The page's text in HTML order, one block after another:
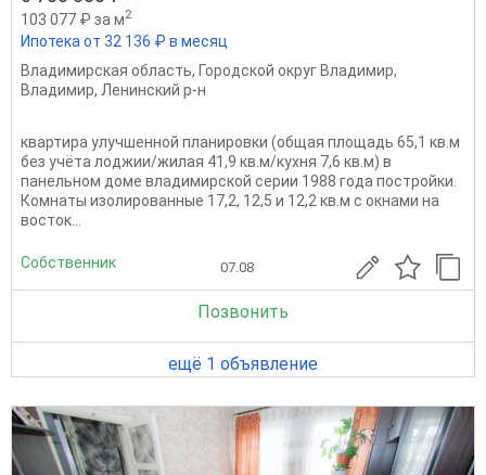
103 077 ₽ за м2
Ипотека от 32 136 ₽ в месяц
Владимирская область, Городской округ Владимир,
Владимир, Ленинский р-н
квартира улучшенной планировки (общая площадь 65,1 кв.м
без учёта лоджии/жилая 41,9 кв.м/кухня 7,6 кв.м) в
панельном доме владимирской серии 1988 года постройки.
Комнаты изолированные 17,2, 12,5 и 12,2 кв.м с окнами на
восток...
Собственник 07.08
Позвонить
ещё 1 объявление